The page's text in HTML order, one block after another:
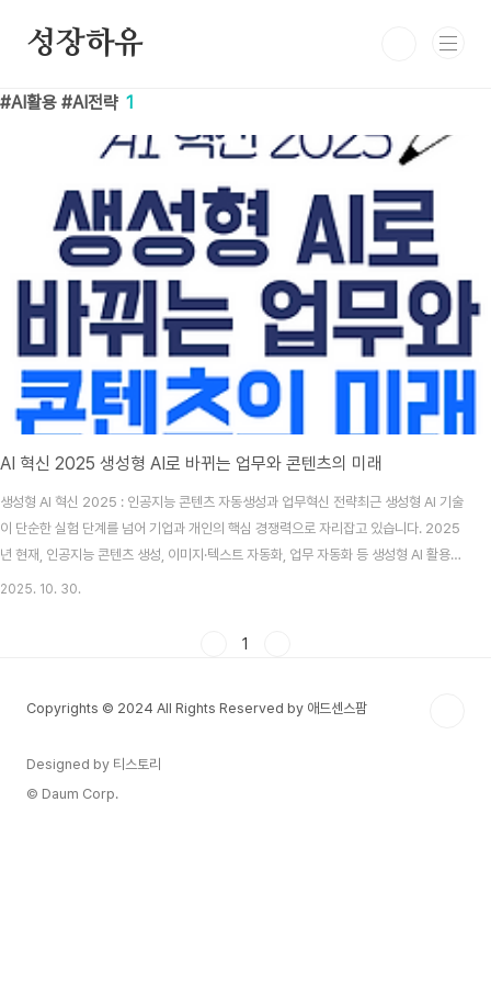
성장하유
AI활용 #AI전략 1
AI 혁신 2025 생성형 AI로 바뀌는 업무와 콘텐츠의 미래
생성형 AI 혁신 2025 : 인공지능 콘텐츠 자동생성과 업무혁신 전략최근 생성형 AI 기술
이 단순한 실험 단계를 넘어 기업과 개인의 핵심 경쟁력으로 자리잡고 있습니다. 2025
년 현재, 인공지능 콘텐츠 생성, 이미지·텍스트 자동화, 업무 자동화 등 생성형 AI 활용이
급증하는 가운데, 이 기술을 어떻게 전략적으로 적용할지에 대한 고민이 중요해졌습니
트렌..
2025. 10. 30.
1
Copyrights © 2024 All Rights Reserved by 애드센스팜
Designed by 티스토리
© Daum Corp.